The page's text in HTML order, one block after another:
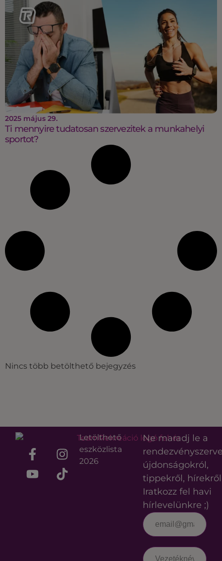
2025 május 29.
Ti mennyire tudatosan szervezitek a munkahelyi
sportot?
Nincs több betölthető bejegyzés
Letölthető
eszközlista
2026
Ne maradj le a
újdonságokról,
tippekről,
Iratkozz fel havi
hírlevelünkre ;)